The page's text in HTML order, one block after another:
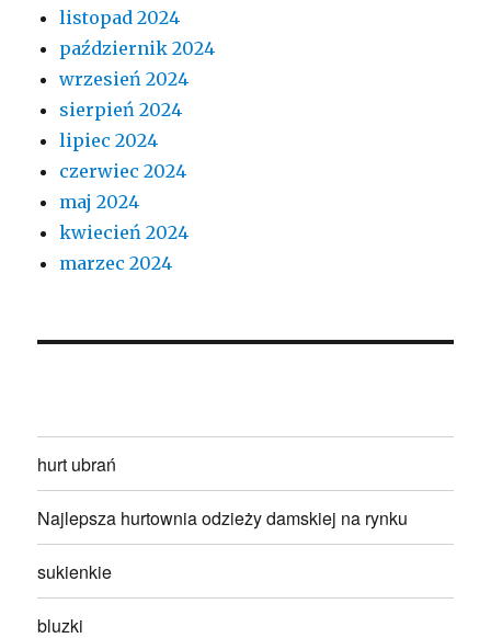
listopad 2024
październik 2024
wrzesień 2024
sierpień 2024
lipiec 2024
czerwiec 2024
maj 2024
kwiecień 2024
marzec 2024
hurt ubrań
Najlepsza hurtownia odzieży damskiej na rynku
sukienkie
bluzki